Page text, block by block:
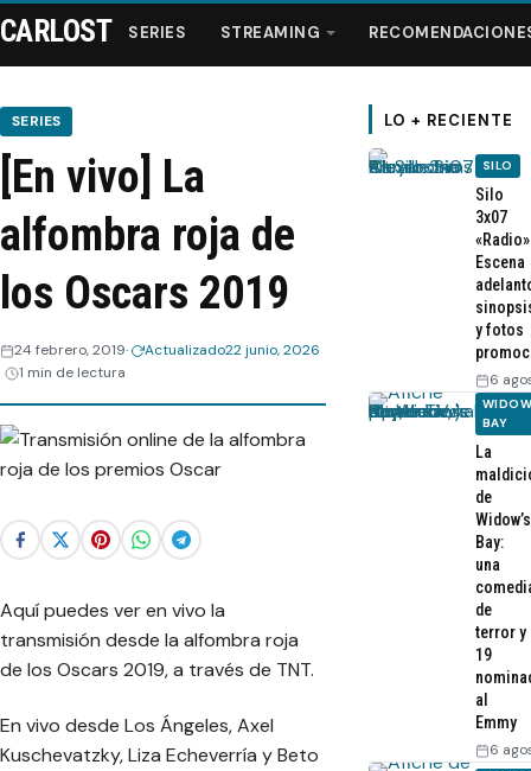
Series
Streaming
Recomendaciones
Videos
Webisodios
CARLOST SERIES STREAMING
SERIES
[En vivo] La
alfombra roja de
los Oscars 2019
24 febrero, 2019 Actualizado22 junio, 2026
1 min de lectura
Aquí puedes ver en vivo la
transmisión desde la alfombra roja
de los Oscars 2019, a través de TNT.
En vivo desde Los Ángeles, Axel
Kuschevatzky, Liza Echeverría y Beto
LO + RECIENTE
SILO
Silo
3x07
Escena
y fotos
6
BAY
La
de
Widow’s
Bay:
una
de
terror y
19
al
Emmy
6